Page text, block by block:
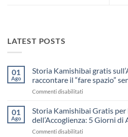
LATEST POSTS
01
Ago
Storia Kamishibai gratis
raccontare il “fare spazio”
Commenti disabilitati
Kamishibai
sull’Accoglienza:
01
Ago
Storia Kamishibai Gratis per
dell’Accoglienza: 5 Giorni
Commenti disabilitati